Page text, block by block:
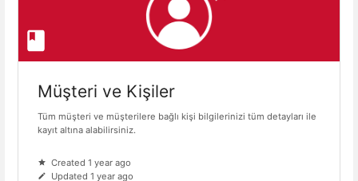
Müşteri ve Kişiler
Tüm müşteri ve müşterilere bağlı kişi bilgilerinizi tüm detayları ile
kayıt altına alabilirsiniz.
Created 1 year ago
Updated 1 year ago